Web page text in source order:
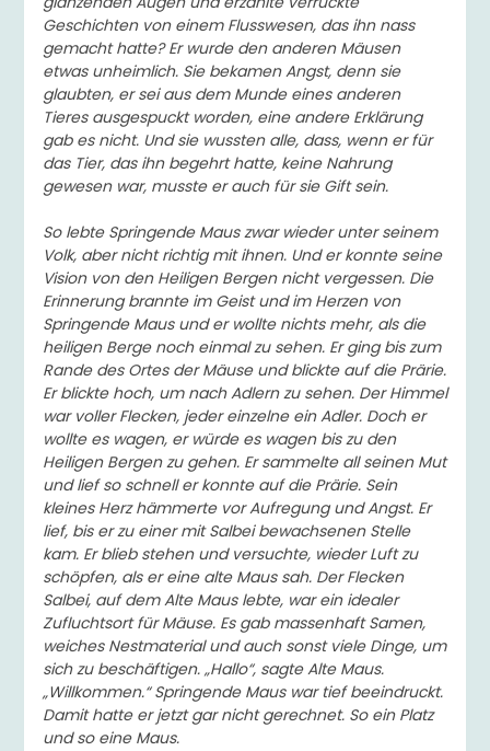
Geschichten von einem Flusswesen, das ihn nass
gemacht hatte? Er wurde den anderen Mäusen
etwas unheimlich. Sie bekamen Angst, denn sie
glaubten, er sei aus dem Munde eines anderen
Tieres ausgespuckt worden, eine andere Erklärung
gab es nicht. Und sie wussten alle, dass, wenn er für
das Tier, das ihn begehrt hatte, keine Nahrung
gewesen war, musste er auch für sie Gift sein.
So lebte Springende Maus zwar wieder unter seinem
Volk, aber nicht richtig mit ihnen. Und er konnte seine
Vision von den Heiligen Bergen nicht vergessen. Die
Erinnerung brannte im Geist und im Herzen von
Springende Maus und er wollte nichts mehr, als die
heiligen Berge noch einmal zu sehen. Er ging bis zum
Rande des Ortes der Mäuse und blickte auf die Prärie.
Er blickte hoch, um nach Adlern zu sehen. Der Himmel
war voller Flecken, jeder einzelne ein Adler. Doch er
wollte es wagen, er würde es wagen bis zu den
Heiligen Bergen zu gehen. Er sammelte all seinen Mut
und lief so schnell er konnte auf die Prärie. Sein
kleines Herz hämmerte vor Aufregung und Angst. Er
lief, bis er zu einer mit Salbei bewachsenen Stelle
kam. Er blieb stehen und versuchte, wieder Luft zu
schöpfen, als er eine alte Maus sah. Der Flecken
Salbei, auf dem Alte Maus lebte, war ein idealer
Zufluchtsort für Mäuse. Es gab massenhaft Samen,
weiches Nestmaterial und auch sonst viele Dinge, um
sich zu beschäftigen. „Hallo“, sagte Alte Maus.
„Willkommen.“ Springende Maus war tief beeindruckt.
Damit hatte er jetzt gar nicht gerechnet. So ein Platz
und so eine Maus.